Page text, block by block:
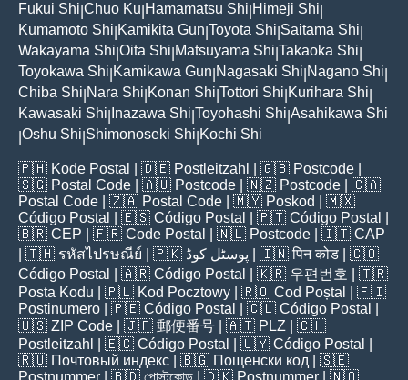
Fukui Shi Chuo Ku Hamamatsu Shi Himeji Shi
Kumamoto Shi Kamikita Gun Toyota Shi Saitama Shi
Wakayama Shi Oita Shi Matsuyama Shi Takaoka Shi
Toyokawa Shi Kamikawa Gun Nagasaki Shi Nagano Shi
Chiba Shi Nara Shi Konan Shi Tottori Shi Kurihara Shi
Kawasaki Shi Inazawa Shi Toyohashi Shi Asahikawa Shi
Oshu Shi Shimonoseki Shi Kochi Shi
🇵🇭 Kode Postal | 🇩🇪 Postleitzahl | 🇬🇧 Postcode
🇸🇬 Postal Code | 🇦🇺 Postcode | 🇳🇿 Postcode | 🇨🇦
Postal Code | 🇿🇦 Postal Code | 🇲🇾 Poskod
| 🇲🇽
Código Postal
| 🇪🇸 Código Postal | 🇵🇹 Código Postal
🇧🇷 CEP | 🇫🇷 Code Postal | 🇳🇱 Postcode | 🇮🇹 CAP
| 🇹🇭 รหัสไปรษณีย์ | 🇵🇰 پوسٹل کوڈ | 🇮🇳पिन कोड | 🇨🇴
Código Postal
| 🇦🇷 Código Postal | 🇰🇷 우편번호
| 🇹🇷
Posta Kodu | 🇵🇱 Kod Pocztowy | 🇷🇴 Cod Poștal
| 🇫🇮
Postinumero | 🇵🇪 Código Postal | 🇨🇱 Código Postal
🇺🇸 ZIP Code | 🇯🇵 郵便番号 | 🇦🇹 PLZ | 🇨🇭
Postleitzahl
| 🇪🇨 Código Postal | 🇺🇾 Código Postal
🇷🇺 Почтовый индекс | 🇧🇬 Пощенски код | 🇸🇪